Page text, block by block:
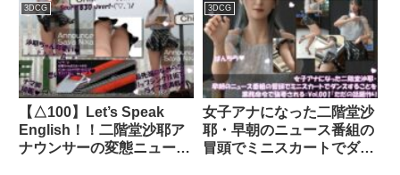
Libido-Labo
Libido-Labo
3DCG
【△100】Let’s Speak
English！！二階堂沙耶ア
ナウンサーの変態ニュース
3DCG
女子アナになった二階堂沙
耶・早朝のニュース番組の
冒頭でミニスカートでダン